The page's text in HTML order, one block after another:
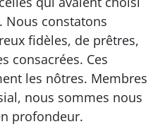
Nous constatons
fidèles, de prêtres,
consacrées. Ces
les nôtres. Membres
nous sommes nous
profondeur.